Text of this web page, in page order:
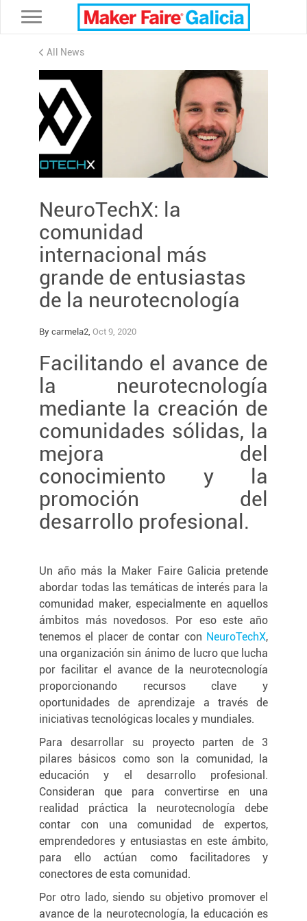
Toggle navigation
All News
NeuroTechX: la
comunidad
internacional más
grande de entusiastas
de la neurotecnología
By carmela2, Oct 9, 2020
Facilitando el avance de
la neurotecnología
mediante la creación de
comunidades sólidas, la
mejora del
conocimiento y la
promoción del
desarrollo profesional.
Un año más la Maker Faire Galicia pretende
abordar todas las temáticas de interés para la
comunidad maker, especialmente en aquellos
ámbitos más novedosos. Por eso este año
tenemos el placer de contar con NeuroTechX,
una organización sin ánimo de lucro que lucha
por facilitar el avance de la neurotecnología
proporcionando recursos clave y
oportunidades de aprendizaje a través de
iniciativas tecnológicas locales y mundiales.
Para desarrollar su proyecto parten de 3
pilares básicos como son la comunidad, la
educación y el desarrollo profesional.
Consideran que para convertirse en una
realidad práctica la neurotecnología debe
contar con una comunidad de expertos,
emprendedores y entusiastas en este ámbito,
para ello actúan como facilitadores y
conectores de esta comunidad.
Por otro lado, siendo su objetivo promover el
avance de la neurotecnología, la educación es